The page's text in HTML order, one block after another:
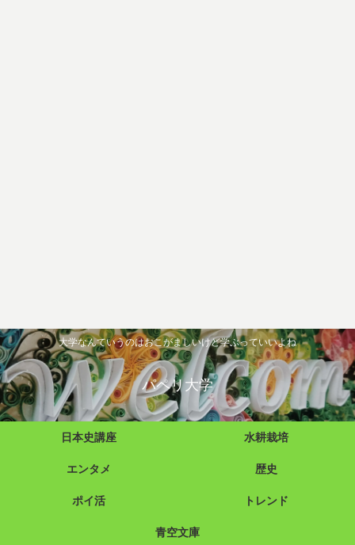
大学なんていうのはおこがましいけど学ぶっていいよね
パペリ大学
日本史講座 水耕栽培
エンタメ 歴史
ポイ活 トレンド
青空文庫